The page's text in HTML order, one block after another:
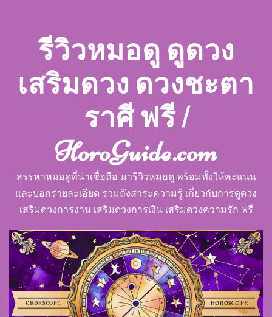
รีวิวหมอดู ดูดวง
เสริมดวง ดวงชะตา
ราศี ฟรี |
HoroGuide.com
สรรหาหมอดูที่น่าเชื่อถือ มารีวิวหมอดู พร้อมทั้งให้คะแนน
และบอกรายละเอียด รวมถึงสาระความรู้ เกี่ยวกับการดูดวง
เสริมดวงการงาน เสริมดวงการเงิน เสริมดวงความรัก ฟรี